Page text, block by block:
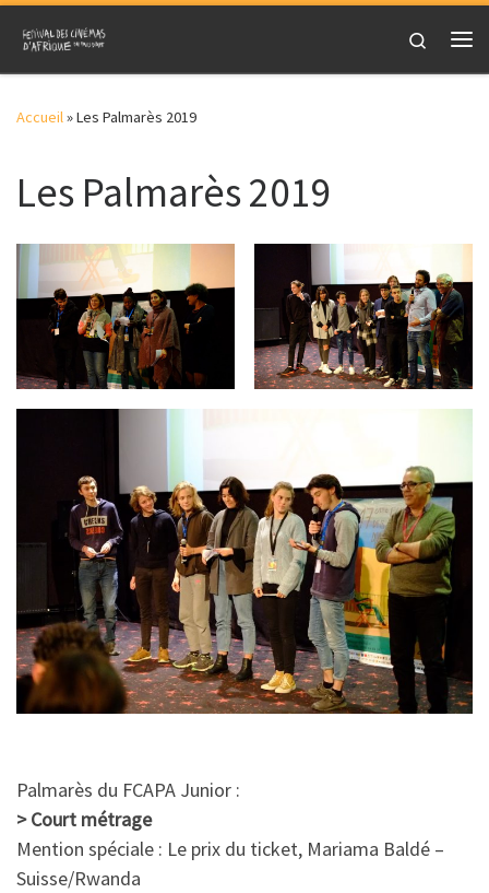
Skip to content
Search
Accueil»Les Palmarès 2019
Les Palmarès 2019
Palmarès du FCAPA Junior :
> Court métrage
Mention spéciale : Le prix du ticket, Mariama Baldé –
Suisse/Rwanda